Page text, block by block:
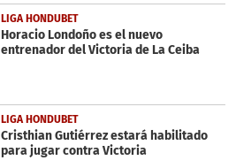
LIGA HONDUBET
Horacio Londoño es el nuevo
entrenador del Victoria de La Ceiba
LIGA HONDUBET
Cristhian Gutiérrez estará habilitado
para jugar contra Victoria